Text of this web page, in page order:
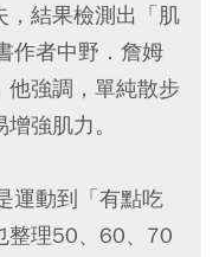
，結果檢測出「肌
作者中野．詹姆
他強調，單純散步
強肌力。
運動到「有點吃
整理50、60、70